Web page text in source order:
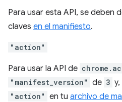
Para usar esta API, se deben
claves en el manifiesto.
"action"
Para usar la API de
"manifest_version" de 3
"action" en tu archivo de